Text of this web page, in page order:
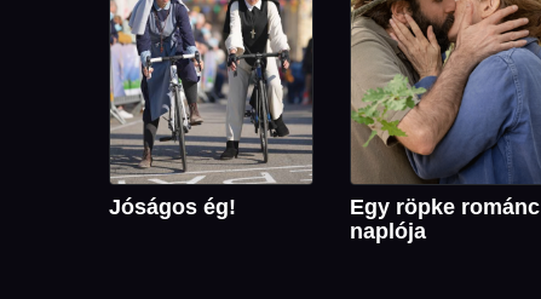
Jóságos ég!
Egy röpke románc
naplója